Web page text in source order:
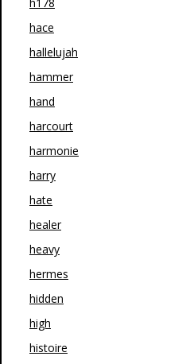
hace
hallelujah
hammer
hand
harcourt
harmonie
harry
hate
healer
heavy
hermes
hidden
high
histoire